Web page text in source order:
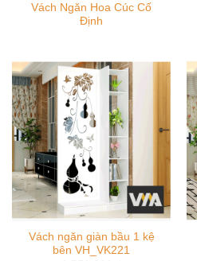
Vách Ngăn Hoa Cúc Cố
Định
Vách ngăn giàn bầu 1 kệ
bên VH_VK221